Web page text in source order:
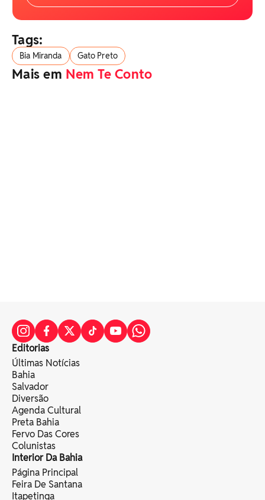
Tags:
Bia Miranda Gato Preto
Mais em Nem Te Conto
Editorias
Últimas Notícias
Bahia
Salvador
Diversão
Agenda Cultural
Preta Bahia
Fervo Das Cores
Colunistas
Interior Da Bahia
Página Principal
Feira De Santana
Itapetinga